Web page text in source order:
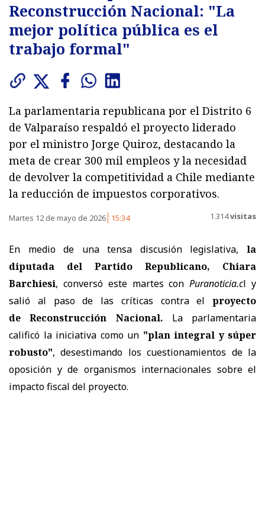
Reconstrucción Nacional: "La
mejor política pública es el
trabajo formal"
La parlamentaria republicana por el Distrito 6
de Valparaíso respaldó el proyecto liderado
por el ministro Jorge Quiroz, destacando la
meta de crear 300 mil empleos y la necesidad
de devolver la competitividad a Chile mediante
la reducción de impuestos corporativos.
Martes 12 de mayo de 2026 15:34 1.314visitas
En medio de una tensa discusión legislativa, la
diputada del Partido Republicano, Chiara
Barchiesi, conversó este martes conPuranoticia.cl y
salió al paso de las críticas contra el proyecto
de Reconstrucción Nacional. La parlamentaria
calificó la iniciativa como un "plan integral y súper
robusto", desestimando los cuestionamientos de la
oposición y de organismos internacionales sobre el
impacto fiscal del proyecto.